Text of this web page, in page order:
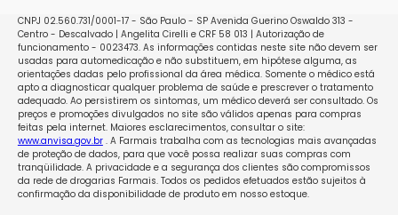
CNPJ 02.560.731/0001-17 - São Paulo - SP Avenida Guerino Oswaldo 313 -
Centro - Descalvado | Angelita Cirelli e CRF 58 013 | Autorização de
funcionamento - 0023473. As informações contidas neste site não devem ser
usadas para automedicação e não substituem, em hipótese alguma, as
orientações dadas pelo profissional da área médica. Somente o médico está
apto a diagnosticar qualquer problema de saúde e prescrever o tratamento
adequado. Ao persistirem os sintomas, um médico deverá ser consultado. Os
preços e promoções divulgados no site são válidos apenas para compras
feitas pela internet. Maiores esclarecimentos, consultar o site:
www.anvisa.gov.br. A Farmais trabalha com as tecnologias mais avançadas
de proteção de dados, para que você possa realizar suas compras com
tranqüilidade. A privacidade e a segurança dos clientes são compromissos
da rede de drogarias Farmais. Todos os pedidos efetuados estão sujeitos à
confirmação da disponibilidade de produto em nosso estoque.